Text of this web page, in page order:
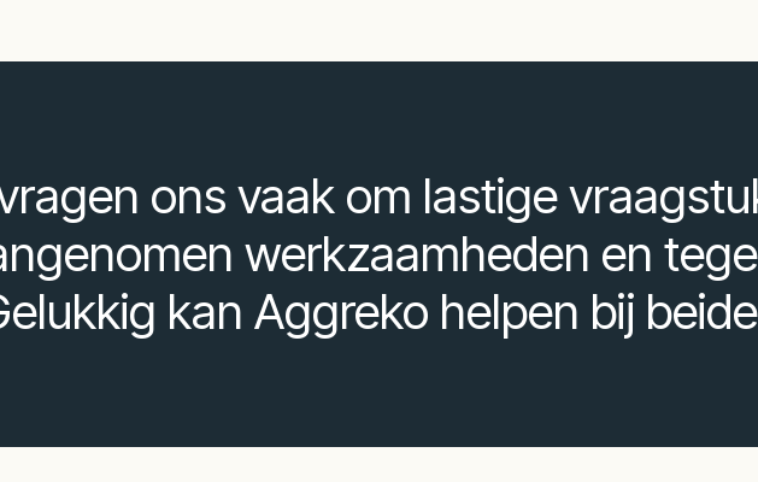
ons vaak om lastige
werkzaamheden en
kan Aggreko helpen bij